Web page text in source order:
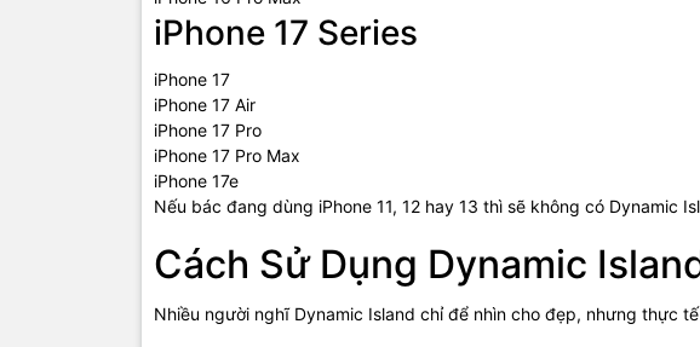
iPhone 17 Series
iPhone 17
iPhone 17 Air
iPhone 17 Pro
iPhone 17 Pro Max
iPhone 17e
Nếu bác đang dùng iPhone 11, 12 hay 13 thì sẽ không có Dynamic
Cách Sử Dụng Dynamic
Nhiều người nghĩ Dynamic Island chỉ để nhìn cho đẹp, nhưng thực